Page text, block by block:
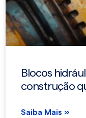
Blocos
construção
Saiba Mais »